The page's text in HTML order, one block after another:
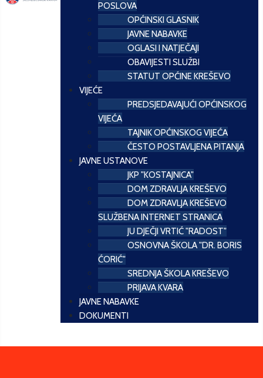
POSLOVA
OPĆINSKI GLASNIK
JAVNE NABAVKE
OGLASI I NATJEČAJI
OBAVIJESTI SLUŽBI
STATUT OPĆINE KREŠEVO
VIJEĆE
PREDSJEDAVAJUĆI OPĆINSKOG
VIJEĆA
TAJNIK OPĆINSKOG VIJEĆA
ČESTO POSTAVLJENA PITANJA
JAVNE USTANOVE
JKP "KOSTAJNICA"
DOM ZDRAVLJA KREŠEVO
DOM ZDRAVLJA KREŠEVO
SLUŽBENA INTERNET STRANICA
JU DJEČJI VRTIĆ "RADOST"
OSNOVNA ŠKOLA "DR. BORIS
ĆORIĆ"
SREDNJA ŠKOLA KREŠEVO
PRIJAVA KVARA
JAVNE NABAVKE
DOKUMENTI